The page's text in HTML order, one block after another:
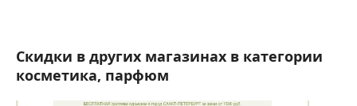
Скидки в других магазинах в категории
косметика, парфюм